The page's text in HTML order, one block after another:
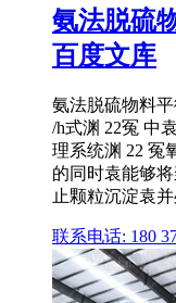
氨法脱硫
百度文库
氨法脱硫物料
/h式渊 22冤 中
理系统渊 22 冤
的同时袁能够
止颗粒沉淀袁
联系电话: 180